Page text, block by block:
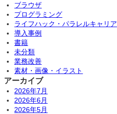
ブラウザ
プログラミング
ライフハック・パラレルキャリア
導入事例
書籍
未分類
業務改善
素材・画像・イラスト
アーカイブ
2026年7月
2026年6月
2026年5月